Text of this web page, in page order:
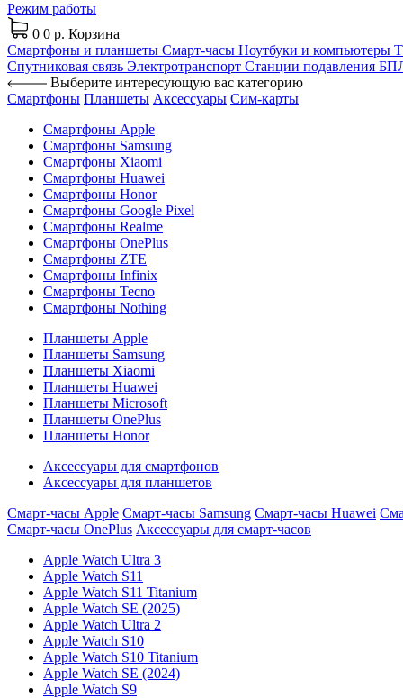
Режим работы
0 0 р. Корзина
Смартфоны и планшеты Смарт-часы Ноутбуки и компьютеры
Спутниковая связь Электротранспорт Станции подавления
Выберите интересующую вас категорию
Смартфоны Планшеты Аксессуары Сим-карты
Смартфоны Apple
Смартфоны Samsung
Смартфоны Xiaomi
Смартфоны Huawei
Смартфоны Honor
Смартфоны Google Pixel
Смартфоны Realme
Смартфоны OnePlus
Смартфоны ZTE
Смартфоны Infinix
Смартфоны Tecno
Смартфоны Nothing
Планшеты Apple
Планшеты Samsung
Планшеты Xiaomi
Планшеты Huawei
Планшеты Microsoft
Планшеты OnePlus
Планшеты Honor
Аксессуары для смартфонов
Аксессуары для планшетов
Смарт-часы Apple Смарт-часы Samsung Смарт-часы Huawei
Смарт-часы OnePlus Аксессуары для смарт-часов
Apple Watch Ultra 3
Apple Watch S11
Apple Watch S11 Titanium
Apple Watch SE (2025)
Apple Watch Ultra 2
Apple Watch S10
Apple Watch S10 Titanium
Apple Watch SE (2024)
Apple Watch S9